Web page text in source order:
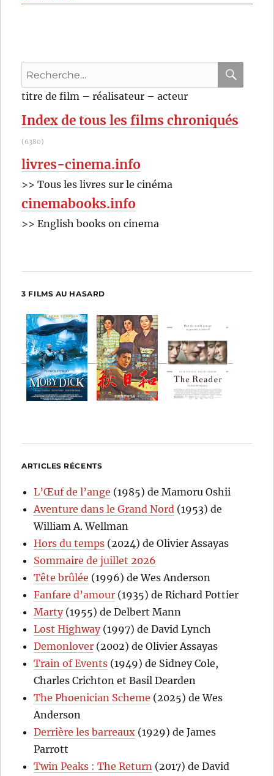
Giordano
Montaldo
Recherche
pour
titre de film – réalisateur – acteur
Index de tous les films chroniqués
(6380)
livres-cinema.info
>> Tous les livres sur le cinéma
cinemabooks.info
>> English books on cinema
3 FILMS AU HASARD
ARTICLES RÉCENTS
L’Œuf de l’ange (1985) de Mamoru Oshii
Aventure dans le Grand Nord (1953) de
William A. Wellman
Hors du temps (2024) de Olivier Assayas
Sommaire de juillet 2026
Tête brûlée (1996) de Wes Anderson
Fanfare d’amour (1935) de Richard Pottier
Marty(1955) de Delbert Mann
Lost Highway(1997) de David Lynch
Demonlover (2002) de Olivier Assayas
Train of Events (1949) de Sidney Cole,
Charles Crichton et Basil Dearden
The Phoenician Scheme (2025) de Wes
Anderson
Derrière les barreaux (1929) de James
Parrott
Twin Peaks : The Return (2017) de David